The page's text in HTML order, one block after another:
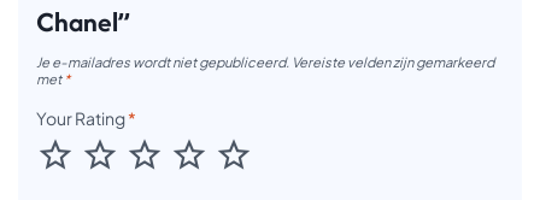
Chanel”
Je e-mailadres wordt niet gepubliceerd. Vereiste velden zijn gemarkeerd
met *
Your Rating*